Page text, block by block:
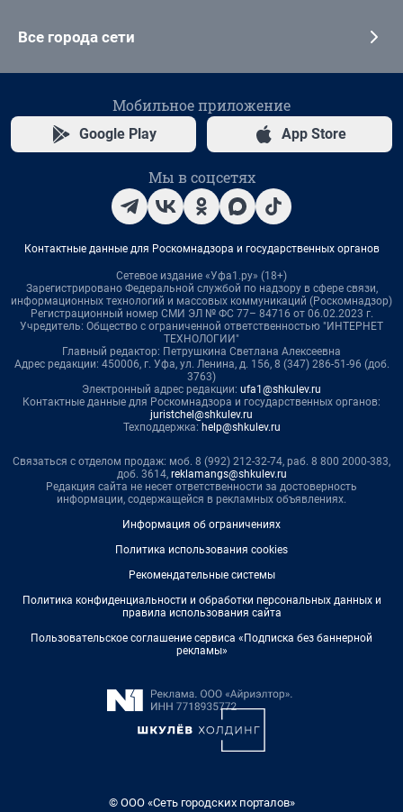
Все города сети
Мобильное приложение
Google Play App Store
Мы в соцсетях
Контактные данные для Роскомнадзора и государственных органов
Сетевое издание «Уфа1.ру» (18+)
Зарегистрировано Федеральной службой по надзору в сфере связи,
информационных технологий и массовых коммуникаций (Роскомнадзор)
Регистрационный номер СМИ ЭЛ № ФС 77– 84716 от 06.02.2023 г.
Учредитель: Общество с ограниченной ответственностью "ИНТЕРНЕТ
ТЕХНОЛОГИИ"
Главный редактор: Петрушкина Светлана Алексеевна
Адрес редакции: 450006, г. Уфа, ул. Ленина, д. 156, 8 (347) 286-51-96 (доб.
3763)
Электронный адрес редакции: ufa1@shkulev.ru
Контактные данные для Роскомнадзора и государственных органов:
juristchel@shkulev.ru
Техподдержка: help@shkulev.ru
Связаться с отделом продаж: моб. 8 (992) 212-32-74, раб. 8 800 2000-383,
доб. 3614, reklamangs@shkulev.ru
Редакция сайта не несет ответственности за достоверность
информации, содержащейся в рекламных объявлениях.
Информация об ограничениях
Политика использования cookies
Рекомендательные системы
Политика конфиденциальности и обработки персональных данных и
правила использования сайта
Пользовательское соглашение сервиса «Подписка без баннерной
рекламы»
© ООО «Сеть городских порталов»